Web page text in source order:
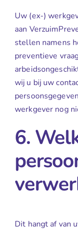
Uw (ex-)
aan
stellen namens
preventieve
wij u bij uw
werkgever nog
6.
Dit hangt af van